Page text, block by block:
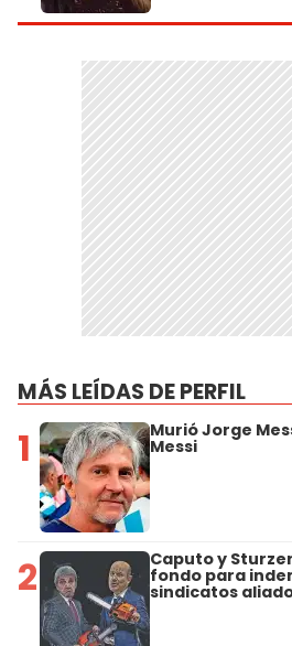
MÁS LEÍDAS DE PERFIL
1 Murió Jorge
Messi
2 Caputo y
fondo para
sindicatos